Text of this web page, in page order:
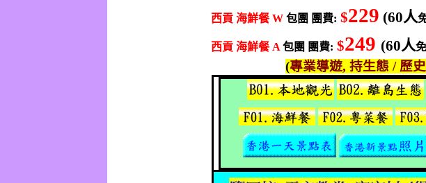
西貢 海鮮餐W包團 團費: $229 (60人
西貢 海鮮餐A包團 團費: $249 (60人
(專業導遊, 持生態 / 歷